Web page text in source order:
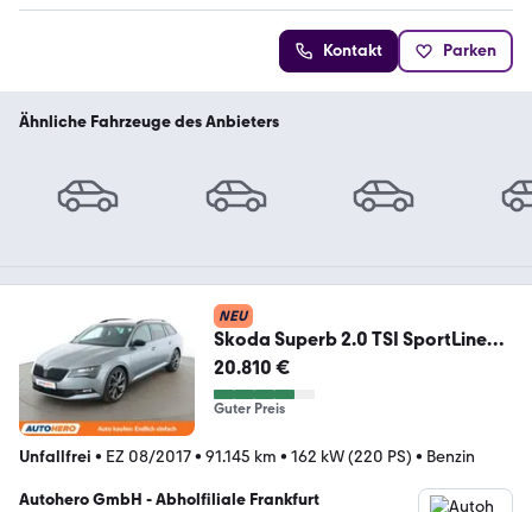
Kontakt Parken
Ähnliche Fahrzeuge des Anbieters
NEU
Skoda Superb 2.0 TSI SportLine
Aut.*NAV*TEMPO*PDC*SHZ*
20.810 €
Guter Preis
Unfallfrei • EZ 08/2017• 91.145 km • 162 kW (220 PS) • Benzin
Autohero GmbH - Abholfiliale Frankfurt